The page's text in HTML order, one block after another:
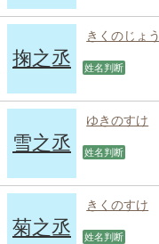
掬之丞
きくのじょう
姓名判断
雪之丞
ゆきのすけ
姓名判断
菊之丞
きくのすけ
姓名判断